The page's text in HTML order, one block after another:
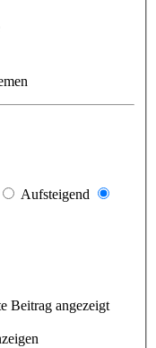
Aufsteigend
Beitrag angezeigt